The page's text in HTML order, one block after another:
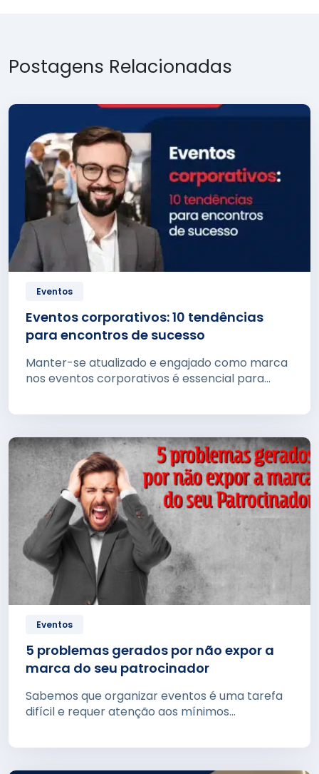
Postagens Relacionadas
Eventos
Eventos corporativos: 10 tendências
para encontros de sucesso
Manter-se atualizado e engajado como marca
nos eventos corporativos é essencial para...
Eventos
5 problemas gerados por não expor a
marca do seu patrocinador
Sabemos que organizar eventos é uma tarefa
difícil e requer atenção aos mínimos...